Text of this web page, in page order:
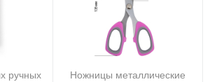
ручных
Ножницы металлические